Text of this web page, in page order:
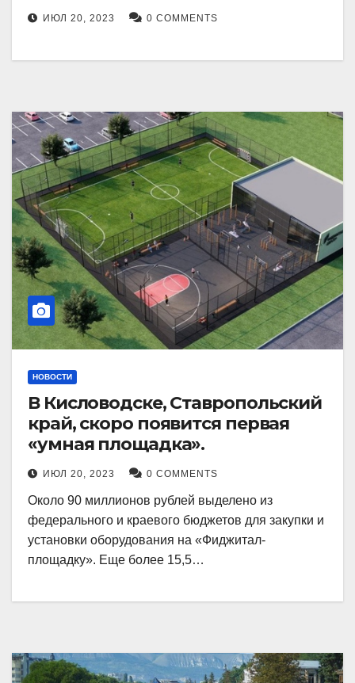
ИЮЛ 20, 2023 0 COMMENTS
НОВОСТИ
В Кисловодске, Ставропольский
край, скоро появится первая
«умная площадка».
ИЮЛ 20, 2023 0 COMMENTS
Около 90 миллионов рублей выделено из
федерального и краевого бюджетов для закупки и
установки оборудования на «Фиджитал-
площадку». Еще более 15,5…